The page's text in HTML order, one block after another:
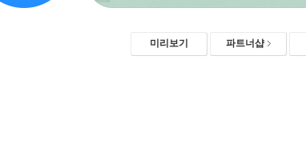
미리보기 파트너샵